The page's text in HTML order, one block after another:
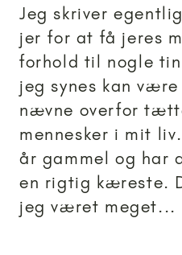
Jeg skriver
jer for at få jeres
forhold til nogle
jeg synes kan
nævne overfor
mennesker i mit
år gammel og har
en rigtig kæreste.
jeg været meget...